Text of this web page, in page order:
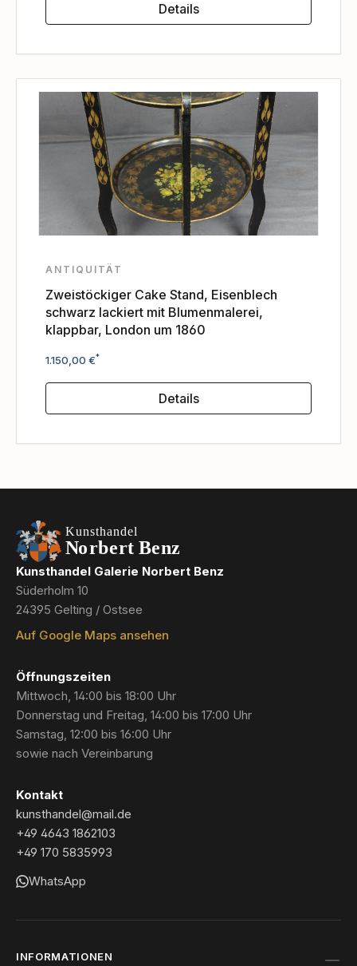
Details
ANTIQUITÄT
Zweistöckiger Cake Stand, Eisenblech
schwarz lackiert mit Blumenmalerei,
klappbar, London um 1860
Regulärer Preis:
1.150,00 €*
Details
Kunsthandel Galerie Norbert Benz
Süderholm 10
24395 Gelting / Ostsee
Auf Google Maps ansehen
Öffnungszeiten
Mittwoch, 14:00 bis 18:00 Uhr
Donnerstag und Freitag, 14:00 bis 17:00 Uhr
Samstag, 12:00 bis 16:00 Uhr
sowie nach Vereinbarung
Kontakt
kunsthandel@mail.de
+49 4643 1862103
+49 170 5835993
WhatsApp
INFORMATIONEN